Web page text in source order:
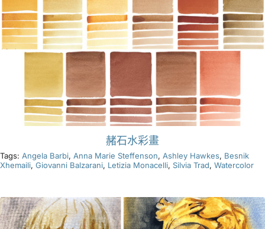
活動
資源
訂閱
赭石水彩畫
Tags: Angela Barbi, Anna Marie Steffenson, Ashley Hawkes, Besnik
Xhemaili, Giovanni Balzarani, Letizia Monacelli, Silvia Trad, Watercolor